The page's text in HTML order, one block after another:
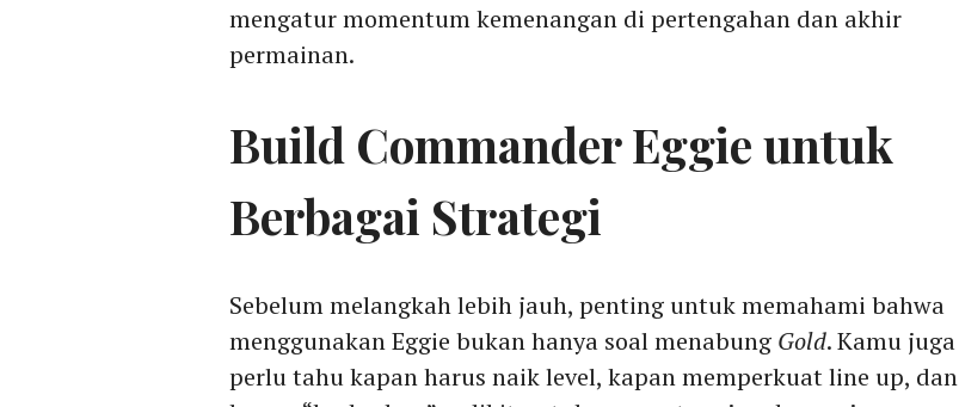
mengatur momentum kemenangan di pertengahan dan akhir
permainan.
Build Commander Eggie untuk
Berbagai Strategi
Sebelum melangkah lebih jauh, penting untuk memahami bahwa
menggunakan Eggie bukan hanya soal menabung Gold. Kamu juga
perlu tahu kapan harus naik level, kapan memperkuat line up, dan